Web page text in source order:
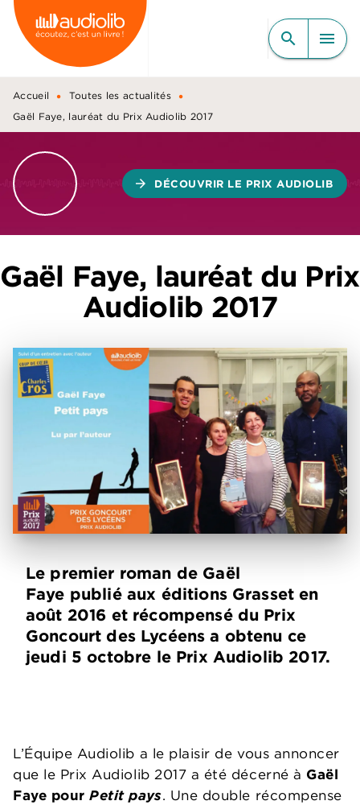
MENU RECHERCHE
CONTENU
PIED DE PAGE
search menu
Accueil • Toutes les actualités •
Gaël Faye, lauréat du Prix Audiolib 2017
arrow_forward DÉCOUVRIR LE PRIX AUDIOLIB
Gaël Faye, lauréat du Prix
Audiolib 2017
Le premier roman de Gaël
Faye publié aux éditions Grasset en
août 2016 et récompensé du Prix
Goncourt des Lycéens a obtenu ce
jeudi 5 octobre le Prix Audiolib 2017.
L’Équipe Audiolib a le plaisir de vous annoncer
que le Prix Audiolib 2017 a été décerné à Gaël
Faye pourPetit pays. Une double récompense